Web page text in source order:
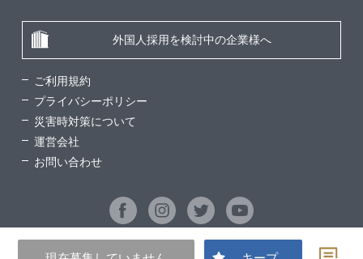
外国人採用を検討中の企業様へ
ご利用規約
プライバシーポリシー
災害時対策について
運営会社
お問い合わせ